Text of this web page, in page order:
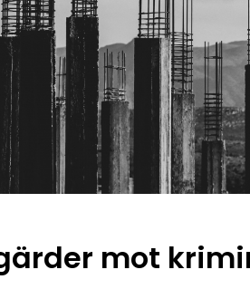
mot